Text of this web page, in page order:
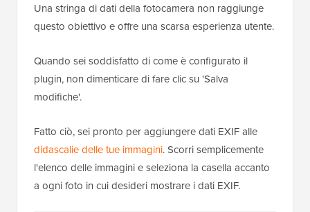
Una stringa di dati della fotocamera non raggiunge
questo obiettivo e offre una scarsa esperienza utente.
Quando sei soddisfatto di come è configurato il
plugin, non dimenticare di fare clic su 'Salva
modifiche'.
Fatto ciò, sei pronto per aggiungere dati EXIF alle
didascalie delle tue immagini. Scorri semplicemente
l'elenco delle immagini e seleziona la casella accanto
a ogni foto in cui desideri mostrare i dati EXIF.